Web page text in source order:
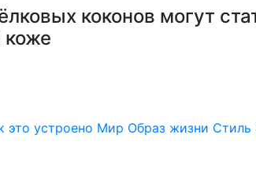
коконов могут
коже
это устроено Мир Образ жизни Стиль